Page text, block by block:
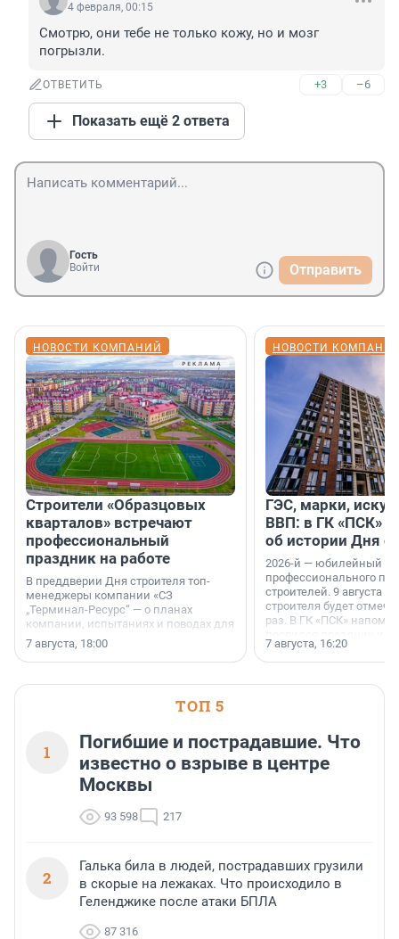
4 февраля, 00:15
Смотрю, они тебе не только кожу, но и мозг
погрызли.
ОТВЕТИТЬ +3 –6
Показать ещё 2 ответа
Гость
Войти
Отправить
НОВОСТИ КОМПАНИЙ
Строители «Образцовых
кварталов» встречают
профессиональный
праздник на работе
В преддверии Дня строителя топ-
менеджеры компании «СЗ
„Терминал-Ресурс“ — о планах
компании, испытаниях и поводах для
осторожного оптимизма.
7 августа, 18:00
НОВОСТИ
ГЭС, марки,
ВВП: в ГК «ПСК»
об истории Дня
2026-й — юбилейный
профессионального
строителей. 9 августа
строителя будет
раз. В ГК «ПСК»
поменялась роль
7 августа, 16:20
ТОП 5
1
Погибшие и пострадавшие. Что
известно о взрыве в центре
Москвы
93 598 217
2
Галька била в людей, пострадавших грузили
в скорые на лежаках. Что происходило в
Геленджике после атаки БПЛА
87 316